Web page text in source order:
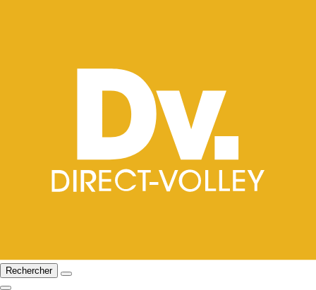
Rechercher